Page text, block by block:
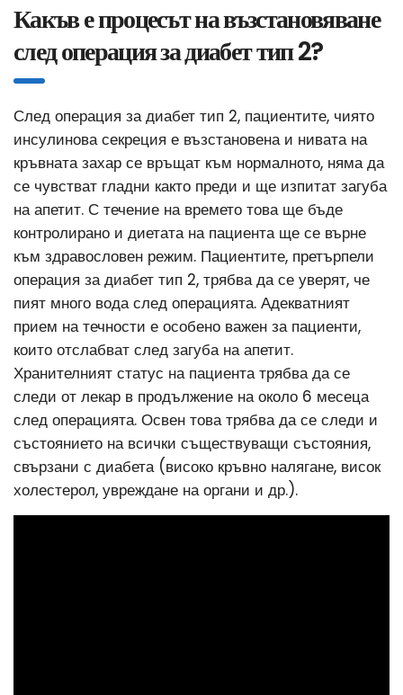
Какъв е процесът на възстановяване
след операция за диабет тип 2?
След операция за диабет тип 2, пациентите, чиято
инсулинова секреция е възстановена и нивата на
кръвната захар се връщат към нормалното, няма да
се чувстват гладни както преди и ще изпитат загуба
на апетит. С течение на времето това ще бъде
контролирано и диетата на пациента ще се върне
към здравословен режим. Пациентите, претърпели
операция за диабет тип 2, трябва да се уверят, че
пият много вода след операцията. Адекватният
прием на течности е особено важен за пациенти,
които отслабват след загуба на апетит.
Хранителният статус на пациента трябва да се
следи от лекар в продължение на около 6 месеца
след операцията. Освен това трябва да се следи и
състоянието на всички съществуващи състояния,
свързани с диабета (високо кръвно налягане, висок
холестерол, увреждане на органи и др.).